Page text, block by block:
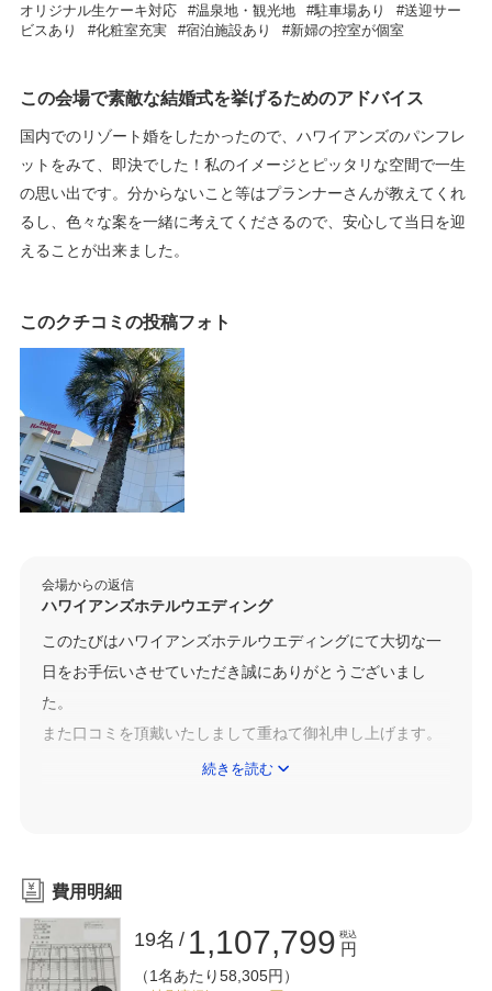
オリジナル生ケーキ対応
温泉地・観光地 駐車場あり
送迎サー
ビスあり
化粧室充実 宿泊施設あり 新婦の控室が個室
この会場で素敵な結婚式を挙げるためのアドバイス
国内でのリゾート婚をしたかったので、ハワイアンズのパンフレ
ットをみて、即決でした！私のイメージとピッタリな空間で一生
の思い出です。分からないこと等はプランナーさんが教えてくれ
るし、色々な案を一緒に考えてくださるので、安心して当日を迎
えることが出来ました。
このクチコミの投稿フォト
会場からの返信
ハワイアンズホテルウエディング
このたびはハワイアンズホテルウエディングにて大切な一
日をお手伝いさせていただき誠にありがとうございまし
た。
また口コミを頂戴いたしまして重ねて御礼申し上げます。
嬉しく思っておりました。
お二人がイメージされておりましたヤシの木でのお写真撮
影は、
とても素敵でしたし、何よりお二人にご満足いただけたこ
続きを読む
費用明細
19名 1,107,799 円
税込
（1名あたり58,305円）